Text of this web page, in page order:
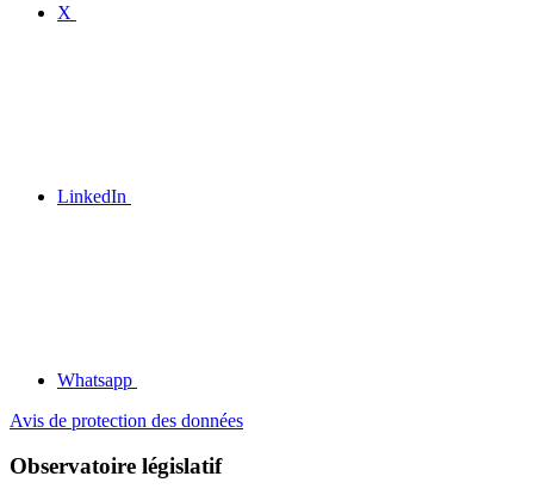
X
LinkedIn
Whatsapp
Avis de protection des données
Observatoire législatif